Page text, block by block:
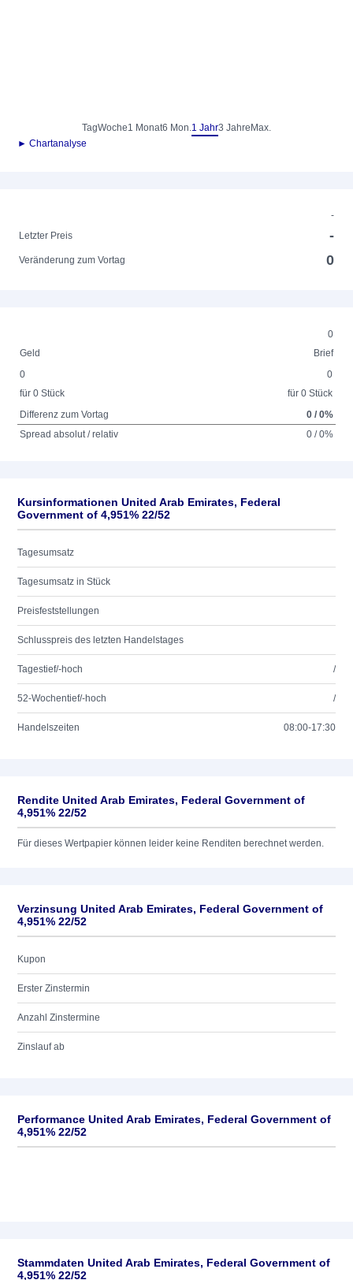
TagWoche1 Monat6 Mon.1 Jahr3 Jahre Max.
► Chartanalyse
-
Letzter Preis
-
Veränderung zum Vortag 0
0
Geld
Brief
0
für 0 Stück
0
für 0 Stück
Differenz zum Vortag
0 / 0%
Spread absolut / relativ
0 / 0%
Kursinformationen United Arab Emirates, Federal
Government of 4,951% 22/52
Tagesumsatz
Tagesumsatz in Stück
Preisfeststellungen
Schlusspreis des letzten Handelstages
Tagestief/-hoch /
52-Wochentief/-hoch /
Handelszeiten 08:00-17:30
Rendite United Arab Emirates, Federal Government of
4,951% 22/52
Für dieses Wertpapier können leider keine Renditen berechnet werden.
Verzinsung United Arab Emirates, Federal Government of
4,951% 22/52
Kupon
Erster Zinstermin
Anzahl Zinstermine
Zinslauf ab
Performance United Arab Emirates, Federal Government of
4,951% 22/52
Stammdaten United Arab Emirates, Federal Government of
4,951% 22/52